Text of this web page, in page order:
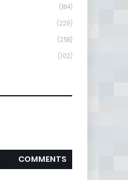
(184)
(229)
(258)
(102)
COMMENTS